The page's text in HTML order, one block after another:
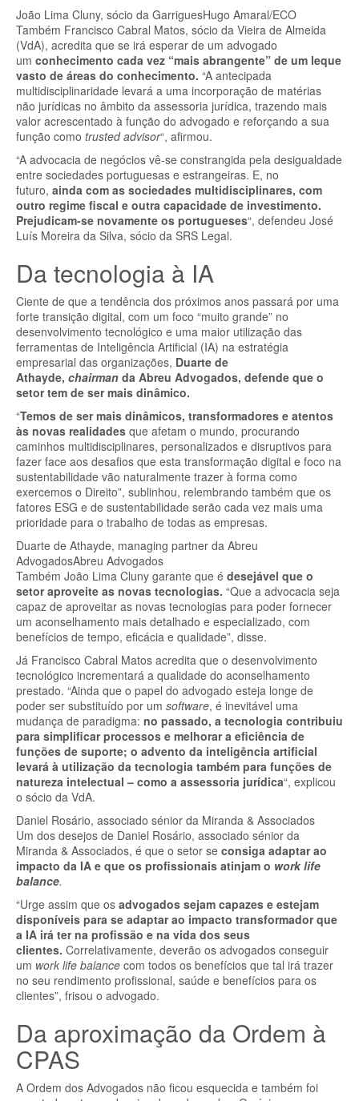
João Lima Cluny, sócio da GarriguesHugo Amaral/ECO
Também Francisco Cabral Matos, sócio da Vieira de Almeida
(VdA), acredita que se irá esperar de um advogado
um conhecimento cada vez “mais abrangente” de um leque
vasto de áreas do conhecimento. “A antecipada
multidisciplinaridade levará a uma incorporação de matérias
não jurídicas no âmbito da assessoria jurídica, trazendo mais
valor acrescentado à função do advogado e reforçando a sua
função como trusted advisor“, afirmou.
“A advocacia de negócios vê-se constrangida pela desigualdade
entre sociedades portuguesas e estrangeiras. E, no
futuro, ainda com as sociedades multidisciplinares, com
outro regime fiscal e outra capacidade de investimento.
Prejudicam-se novamente os portugueses“, defendeu José
Luís Moreira da Silva, sócio da SRS Legal.
Da tecnologia à IA
Ciente de que a tendência dos próximos anos passará por uma
forte transição digital, com um foco “muito grande” no
desenvolvimento tecnológico e uma maior utilização das
ferramentas de Inteligência Artificial (IA) na estratégia
empresarial das organizações, Duarte de
Athayde, chairman da Abreu Advogados, defende que o
setor tem de ser mais dinâmico.
“Temos de ser mais dinâmicos, transformadores e atentos
às novas realidades que afetam o mundo, procurando
caminhos multidisciplinares, personalizados e disruptivos para
fazer face aos desafios que esta transformação digital e foco na
sustentabilidade vão naturalmente trazer à forma como
exercemos o Direito”, sublinhou, relembrando também que os
fatores ESG e de sustentabilidade serão cada vez mais uma
prioridade para o trabalho de todas as empresas.
Duarte de Athayde, managing partner da Abreu
AdvogadosAbreu Advogados
Também João Lima Cluny garante que é desejável que o
setor aproveite as novas tecnologias. “Que a advocacia seja
capaz de aproveitar as novas tecnologias para poder fornecer
um aconselhamento mais detalhado e especializado, com
benefícios de tempo, eficácia e qualidade”, disse.
Já Francisco Cabral Matos acredita que o desenvolvimento
tecnológico incrementará a qualidade do aconselhamento
prestado. “Ainda que o papel do advogado esteja longe de
poder ser substituído por um software, é inevitável uma
mudança de paradigma: no passado, a tecnologia contribuiu
para simplificar processos e melhorar a eficiência de
funções de suporte; o advento da inteligência artificial
levará à utilização da tecnologia também para funções de
natureza intelectual – como a assessoria jurídica“, explicou
o sócio da VdA.
Daniel Rosário, associado sénior da Miranda & Associados
Um dos desejos de Daniel Rosário, associado sénior da
Miranda & Associados, é que o setor se consiga adaptar ao
impacto da IA e que os profissionais atinjam o work life
balance.
“Urge assim que os advogados sejam capazes e estejam
disponíveis para se adaptar ao impacto transformador que
a IA irá ter na profissão e na vida dos seus
clientes. Correlativamente, deverão os advogados conseguir
um work life balance com todos os benefícios que tal irá trazer
no seu rendimento profissional, saúde e benefícios para os
clientes”, frisou o advogado.
Da aproximação da Ordem à
CPAS
A Ordem dos Advogados não ficou esquecida e também foi